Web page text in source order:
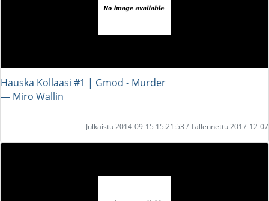
Hauska Kollaasi #1 | Gmod - Murder
― Miro Wallin
Julkaistu 2014-09-15 15:21:53 / Tallennettu 2017-12-07